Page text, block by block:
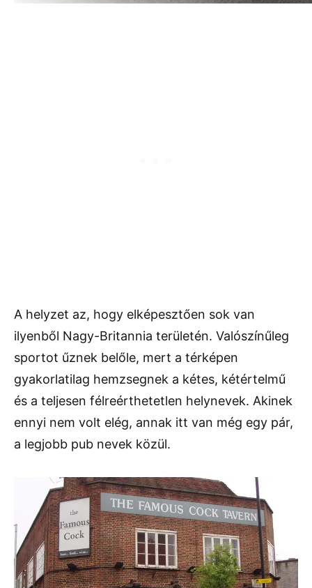
A helyzet az, hogy elképesztően sok van
ilyenből Nagy-Britannia területén. Valószínűleg
sportot űznek belőle, mert a térképen
gyakorlatilag hemzsegnek a kétes, kétértelmű
és a teljesen félreérthetetlen helynevek. Akinek
ennyi nem volt elég, annak itt van még egy pár,
a legjobb pub nevek közül.